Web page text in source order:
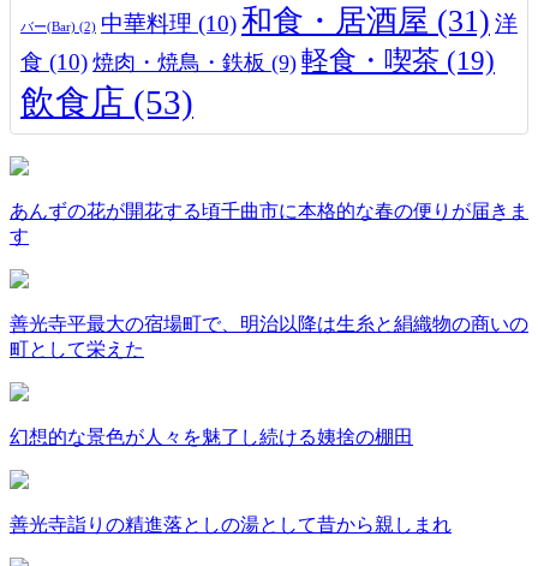
バー(Bar) (2) 中華料理 (10)和食・居酒屋 (31) 洋
食 (10) 焼肉・焼鳥・鉄板 (9) 軽食・喫茶 (19)
飲食店 (53)
あんずの花が開花する頃千曲市に本格的な春の便りが届きま
す
善光寺平最大の宿場町で、明治以降は生糸と絹織物の商いの
町として栄えた
幻想的な景色が人々を魅了し続ける姨捨の棚田
善光寺詣りの精進落としの湯として昔から親しまれ